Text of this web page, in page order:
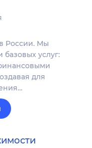
России. Мы
услуг:
для